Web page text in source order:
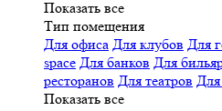
Показать все
Тип помещения
Для офиса Для клубов Для
space Для банков Для
ресторанов Для театров Для
Показать все